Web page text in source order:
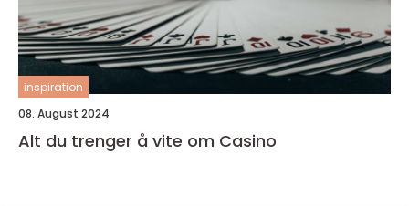
inspiration
08. August 2024
Alt du trenger å vite om Casino